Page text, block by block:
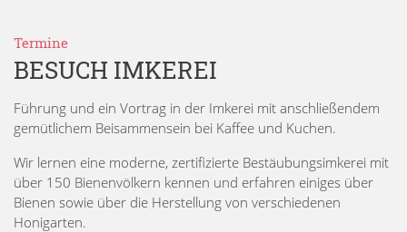
Termine
BESUCH IMKEREI
Führung und ein Vortrag in der Imkerei mit anschließendem
gemütlichem Beisammensein bei Kaffee und Kuchen.
Wir lernen eine moderne, zertifizierte Bestäubungsimkerei mit
über 150 Bienenvölkern kennen und erfahren einiges über
Bienen sowie über die Herstellung von verschiedenen
Honigarten.